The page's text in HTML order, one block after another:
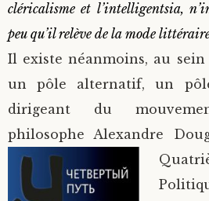
cléricalisme et l’intelligentsia,
peu qu’il relève de la mode
Il existe néanmoins, au sein
un pôle alternatif, un
dirigeant du
philosophe Alexandre